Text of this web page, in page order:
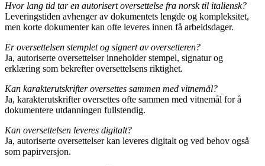
Hvor lang tid tar en autorisert oversettelse fra norsk til italiensk?
Leveringstiden avhenger av dokumentets lengde og kompleksitet,
men korte dokumenter kan ofte leveres innen få arbeidsdager.
Er oversettelsen stemplet og signert av oversetteren?
Ja, autoriserte oversettelser inneholder stempel, signatur og
erklæring som bekrefter oversettelsens riktighet.
Kan karakterutskrifter oversettes sammen med vitnemål?
Ja, karakterutskrifter oversettes ofte sammen med vitnemål for å
dokumentere utdanningen fullstendig.
Kan oversettelsen leveres digitalt?
Ja, autoriserte oversettelser kan leveres digitalt og ved behov også
som papirversjon.